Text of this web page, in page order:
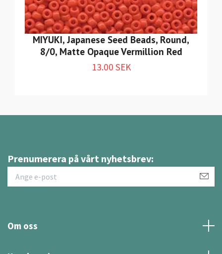
MIYUKI, Japanese Seed Beads, Round,
8/0, Matte Opaque Vermillion Red
13.00 SEK
Prenumerera på vårt nyhetsbrev:
Om oss